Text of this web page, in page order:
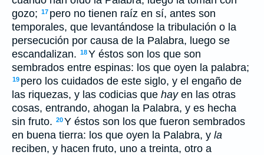
gozo; 17 pero no tienen raíz en sí, antes son
temporales, que levantándose la tribulación o la
persecución por causa de la Palabra, luego se
escandalizan. 18Y éstos son los que son
sembrados entre espinas: los que oyen la palabra;
19 pero los cuidados de este siglo, y el engaño de
las riquezas, y las codicias que hayen las otras
cosas, entrando, ahogan la Palabra, y es hecha
sin fruto. 20Y éstos son los que fueron sembrados
en buena tierra: los que oyen la Palabra, y la
reciben, y hacen fruto, uno a treinta, otro a